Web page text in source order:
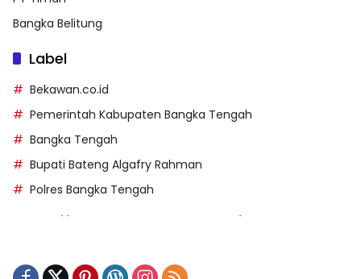
Bangka Belitung
Label
Bekawan.co.id
Pemerintah Kabupaten Bangka Tengah
Bangka Tengah
Bupati Bateng Algafry Rahman
Polres Bangka Tengah
https://kecsitim.sitarokab.go.id/